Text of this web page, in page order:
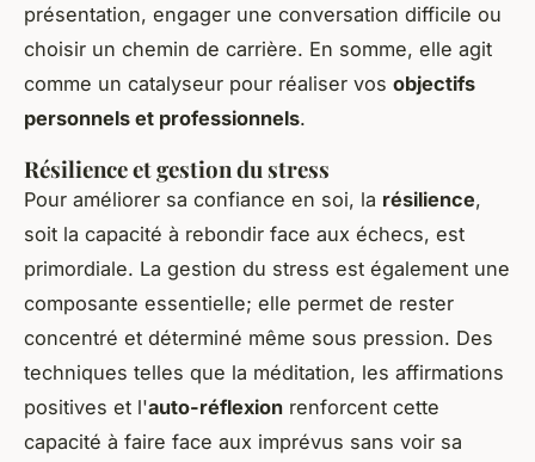
présentation, engager une conversation difficile ou
choisir un chemin de carrière. En somme, elle agit
comme un catalyseur pour réaliser vos objectifs
personnels et professionnels.
Résilience et gestion du stress
Pour améliorer sa confiance en soi, la résilience,
soit la capacité à rebondir face aux échecs, est
primordiale. La gestion du stress est également une
composante essentielle; elle permet de rester
concentré et déterminé même sous pression. Des
techniques telles que la méditation, les affirmations
positives et l'auto-réflexion renforcent cette
capacité à faire face aux imprévus sans voir sa